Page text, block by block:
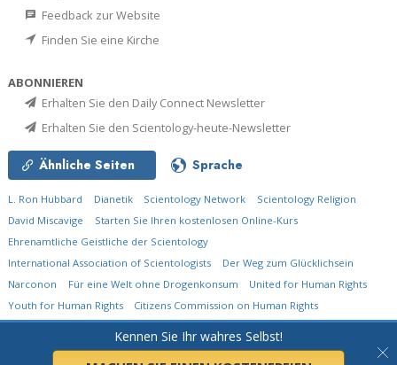
Kennen Sie Ihr wahres Selbst!
Feedback zur Website
Finden Sie eine Kirche
ABONNIEREN
Erhalten Sie den Daily Connect Newsletter
Erhalten Sie den Scientology-heute-Newsletter
Ähnliche Seiten Sprache
L. Ron Hubbard Dianetik Scientology Network
Scientology Religion
David Miscavige
Starten Sie Ihren kostenlosen Online-Kurs
Ehrenamtliche Geistliche der Scientology
International Association of Scientologists
Der Weg zum Glücklichsein
Narconon
Für eine Welt ohne Drogenkonsum
United for Human Rights
Youth for Human Rights
Citizens Commission on Human Rights
Church of Scientology International.Alle Rechte vorbehalten.
Datenschutzerklärung•Cookie-Erklärung•Nutzungsbedingungen•Rechtliche